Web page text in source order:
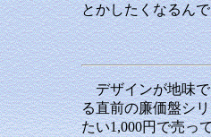
とかしたくなるん
デザインが地味で
る直前の廉価盤シ
たい1,000円で売っ